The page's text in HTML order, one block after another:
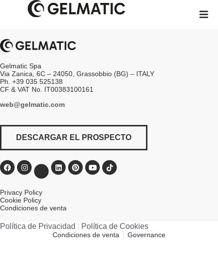
Gelmatic Spa
Via Zanica, 6C – 24050, Grassobbio (BG) – ITALY
Ph. +39 035 525138
CF & VAT No. IT00383100161
web@gelmatic.com
DESCARGAR EL PROSPECTO
Privacy Policy
Cookie Policy
Condiciones de venta
Política de Privacidad​ Política de Cookies​
Condiciones de venta Governance